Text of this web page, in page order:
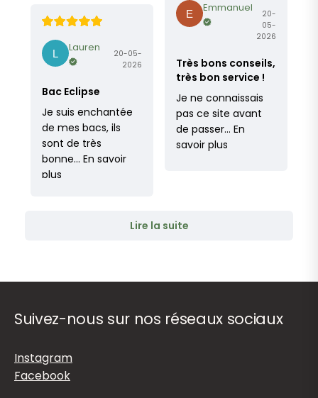
Emmanuel
20-
05-
2026
Très bons conseils,
très bon service !
Je ne connaissais
pas ce site avant
de passer… En
savoir plus
Lauren
20-05-
2026
Bac Eclipse
Je suis enchantée
de mes bacs, ils
sont de très
bonne… En savoir
plus
Lire la suite
Suivez-nous sur nos réseaux sociaux
Instagram
Facebook